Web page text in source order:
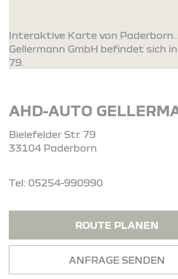
Interaktive Karte von Paderborn.
Gellermann GmbH befindet sich
79.
AHD-AUTO
Bielefelder Str. 79
33104 Paderborn
Tel: 05254-990990
ROUTE PLANEN
ANFRAGE SENDEN